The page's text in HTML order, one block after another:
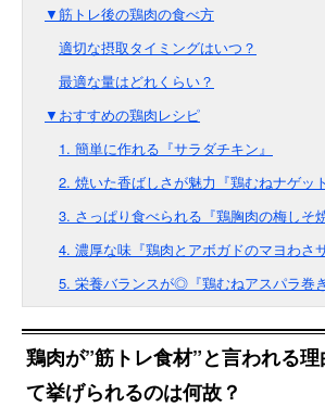
▼筋トレ後の鶏肉の食べ方
適切な摂取タイミングはいつ？
最適な量はどれくらい？
▼おすすめの鶏肉レシピ
1. 簡単に作れる『サラダチキン』
2. 焼いた香ばしさが魅力『鶏むねナゲット
3. さっぱり食べられる『鶏胸肉の梅しそ
4. 濃厚な味『鶏肉とアボガドのマヨわさ
5. 栄養バランスが◎『鶏むねアスパラ巻き
鶏肉が”筋トレ食材”と言われる
て挙げられるのは何故？